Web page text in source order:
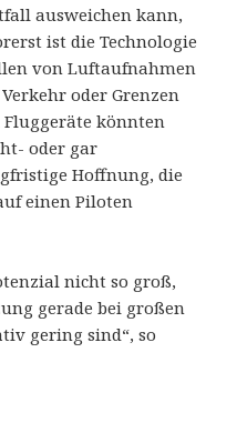
ausweichen kann,
ist die Technologie
von Luftaufnahmen
oder Grenzen
könnten
oder gar
Hoffnung, die
einen Piloten
nicht so groß,
gerade bei großen
gering sind“, so